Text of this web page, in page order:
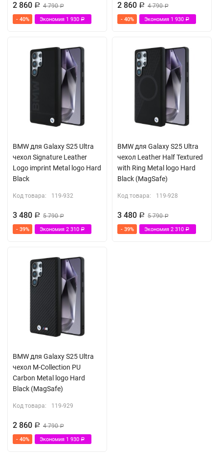
2 860 Р 4 790Р
- 40% Экономия 1 930 Р
2 860 Р 4 790Р
- 40% Экономия 1 930 Р
BMW для Galaxy S25 Ultra
чехол Signature Leather
Logo imprint Metal logo Hard
Black
Код товара: 119-932
3 480 Р 5 790Р
- 39% Экономия 2 310 Р
BMW для Galaxy S25 Ultra
чехол Leather Half Textured
with Ring Metal logo Hard
Black (MagSafe)
Код товара: 119-928
3 480 Р 5 790Р
- 39% Экономия 2 310 Р
BMW для Galaxy S25 Ultra
чехол M-Collection PU
Carbon Metal logo Hard
Black (MagSafe)
Код товара: 119-929
2 860 Р 4 790Р
- 40% Экономия 1 930 Р